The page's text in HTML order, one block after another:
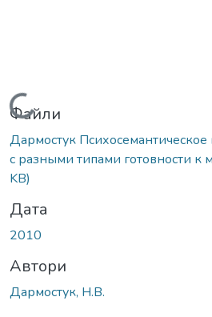
Вантажиться...
Файли
Дармостук Психосемантическое
с разными типами готовности к
KB)
Дата
2010
Автори
Дармостук, Н.В.